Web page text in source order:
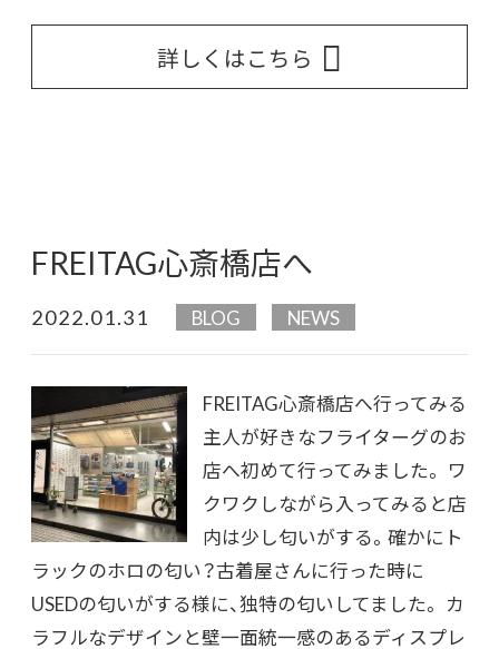
詳しくはこちら
FREITAG心斎橋店へ
2022.01.31 BLOG NEWS
FREITAG心斎橋店へ行ってみる
主人が好きなフライターグのお
店へ初めて行ってみました。 ワ
クワクしながら入ってみると店
内は少し匂いがする。確かにト
ラックのホロの匂い？古着屋さんに行った時に
USEDの匂いがする様に、独特の匂いしてました。 カ
ラフルなデザインと壁一面統一感のあるディスプレ